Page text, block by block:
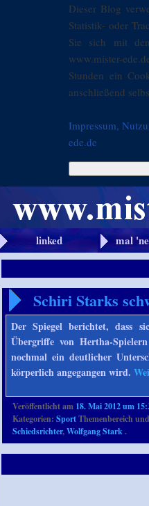
Dieser Blog
Statistik- oder
Sie sich mit den
www.mister-
Stunden ein
anschließend
Impressum,
ede.de
linked mal
Schiri Starks
Der Spiegel berichtet, dass
Übergriffe von Hertha-
nochmal ein deutlicher
körperlich angegangen wird.
Veröffentlicht am 18. Mai 2012 um
Kategorien:SportThemenbereich
Schiedsrichter,Wolfgang Stark.